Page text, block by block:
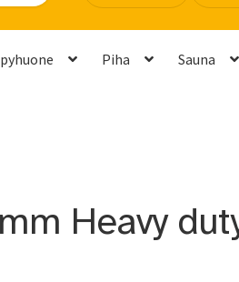
Piha Sauna
ja mittatilausratkaisut Takuu ja
Heavy